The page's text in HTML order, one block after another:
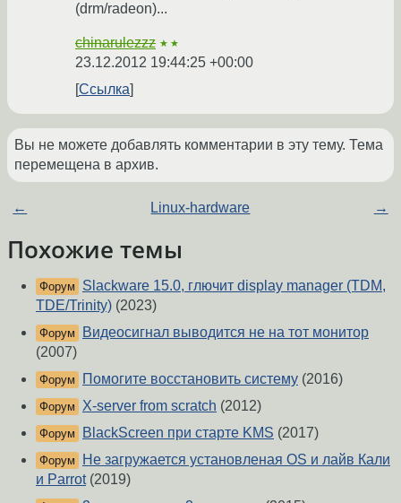
(drm/radeon)...
chinarulezzz ★★
23.12.2012 19:44:25 +00:00
Ссылка
Вы не можете добавлять комментарии в эту тему. Тема
перемещена в архив.
← Linux-hardware →
Похожие темы
Форум
Slackware 15.0, глючит display manager (TDM,
TDE/Trinity) (2023)
Форум
Видеосигнал выводится не на тот монитор
(2007)
Форум Помогите восстановить систему (2016)
Форум X-server from scratch (2012)
Форум BlackScreen при старте KMS (2017)
Форум
Не загружается установленая OS и лайв Кали
и Parrot(2019)